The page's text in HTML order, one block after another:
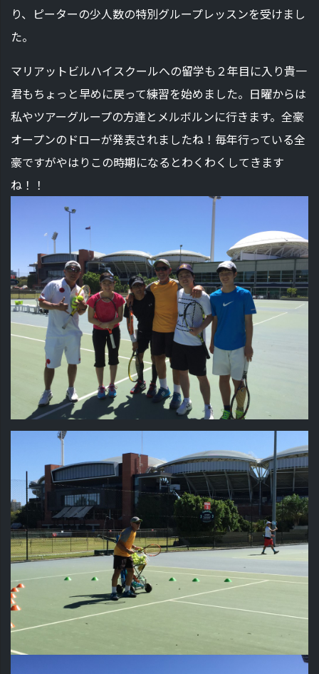
り、ピーターの少人数の特別グループレッスンを受けまし
た。
マリアットビルハイスクールへの留学も２年目に入り貴一
君もちょっと早めに戻って練習を始めました。日曜からは
私やツアーグループの方達とメルボルンに行きます。全豪
オープンのドローが発表されましたね！毎年行っている全
豪ですがやはりこの時期になるとわくわくしてきます
ね！！